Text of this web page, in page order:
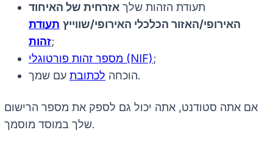
תעודת הזהות שלך אזרחית של האיחוד
האירופי/האזור הכלכלי האירופי/שווייץ תעודת
זהות;
מספר זהות פורטוגלי (NIF);
הוכחה לכתובת עם שמך.
אם אתה סטודנט, אתה יכול גם לספק את מספר הרישום
שלך במוסד מוסמך.